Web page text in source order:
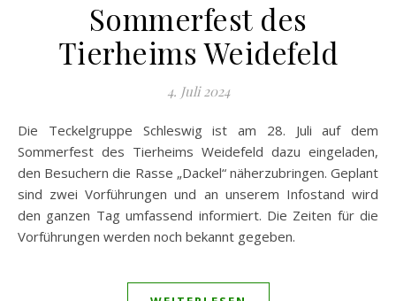
Sommerfest des
Tierheims Weidefeld
4. Juli 2024
Die Teckelgruppe Schleswig ist am 28. Juli auf dem
Sommerfest des Tierheims Weidefeld dazu eingeladen,
den Besuchern die Rasse „Dackel“ näherzubringen. Geplant
sind zwei Vorführungen und an unserem Infostand wird
den ganzen Tag umfassend informiert. Die Zeiten für die
Vorführungen werden noch bekannt gegeben.